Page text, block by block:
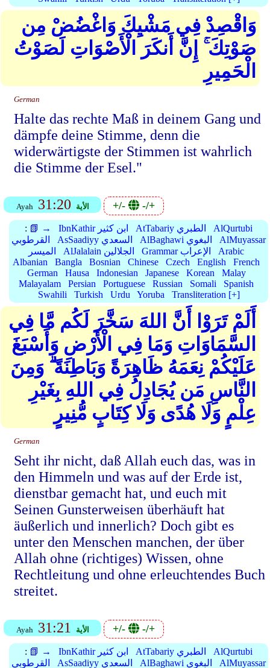
وَاقْصِدْ فِي مَشْيِكَ وَاغْضُضْ مِن
صَوْتِكَ ۚ إِنَّ أَنكَرَ الْأَصْوَاتِ لَصَوْتُ
الْحَمِيرِ
German
Halte das rechte Maß in deinem Gang und
dämpfe deine Stimme, denn die
widerwärtigste der Stimmen ist wahrlich
die Stimme der Esel."
Ayah 31:20 الأية +/- -/+
: 📗 → IbnKathir ابن كثير AtTabariy الطبري
AlQurtubi
القرطوبي
AsSaadiyy السعدي AlBaghawi البغوي
AlMuyassar
الميسر
AlJalalain الجلالين Grammar الإعراب
Arabic
Albanian
Bangla Bosnian Chinese Czech English
French
German
Hausa Indonesian Japanese Korean
Malay
Malayalam
Persian Portuguese Russian Somali
Spanish
Swahili
Turkish Urdu Yoruba Transliteration [+]
أَلَمْ تَرَوْا أَنَّ اللهَ سَخَّرَ لَكُم مَّا فِي
السَّمَاوَاتِ وَمَا فِي الْأَرْضِ وَأَسْبَغَ
عَلَيْكُمْ نِعَمَهُ ظَاهِرَةً وَبَاطِنَةً ۗ وَمِنَ
النَّاسِ مَن يُجَادِلُ فِي اللهِ بِغَيْرِ
عِلْمٍ وَلَا هُدًى وَلَا كِتَابٍ مُّنِيرٍ
German
Seht ihr nicht, daß Allah euch das, was in
den Himmeln und was auf der Erde ist,
dienstbar gemacht hat, und euch mit
Seinen Gunsterweisen überhäuft hat
äußerlich und innerlich? Doch gibt es
unter den Menschen manchen, der über
Allah ohne (richtiges) Wissen, ohne
Rechtleitung und ohne erleuchtendes Buch
streitet.
Ayah 31:21 الأية +/- -/+
: 📗 → IbnKathir ابن كثير AtTabariy الطبري
AlQurtubi
القرطوبي
AsSaadiyy السعدي AlBaghawi البغوي AlMuyassar